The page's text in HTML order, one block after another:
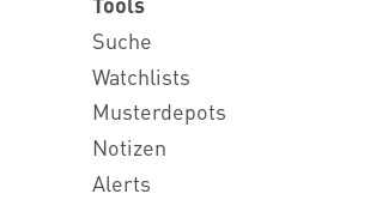
Suche
Watchlists
Musterdepots
Notizen
Alerts